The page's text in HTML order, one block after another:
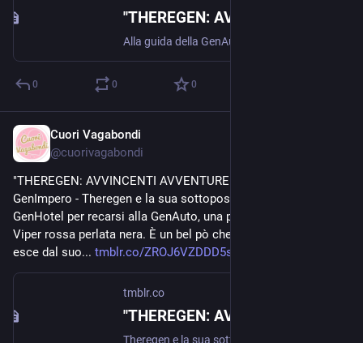
0 0 0
Cuori Vagabondi
@cuorivagabondi
"THEREGEN: AVVINCENTI AVVENTURE" EPISODIO 3
GenImpero - Theregen e la sua sottoposta escono dal
GenHotel per recarsi alla GenAuto, una particolare Dodge
Viper rossa perlata nera. È un bel pò che la segretaria non
esce dal suo... tmblr.co/ZROJ6VZDDD5s0W00
tmblr.co